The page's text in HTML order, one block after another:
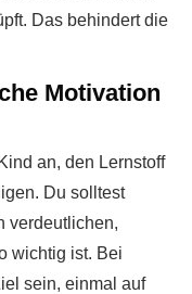
Das behindert die
Motivation
an, den Lernstoff
Du solltest
verdeutlichen,
wichtig ist. Bei
sein, einmal auf